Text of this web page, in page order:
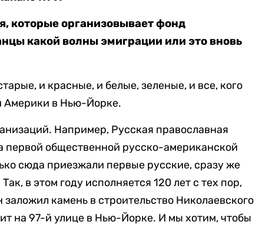
которые организовывает фонд
какой волны эмиграции или это вновь
и красные, и белые, зеленые, и все, кого
Америки в Нью-Йорке.
Например, Русская православная
первой общественной русско-американской
сюда приезжали первые русские, сразу же
в этом году исполняется 120 лет с тех пор,
камень в строительство Николаевского
на 97-й улице в Нью-Йорке. И мы хотим, чтобы